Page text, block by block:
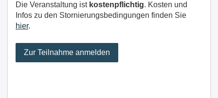
Die Veranstaltung ist kostenpflichtig. Kosten und
Infos zu den Stornierungsbedingungen finden Sie
hier.
Zur Teilnahme anmelden